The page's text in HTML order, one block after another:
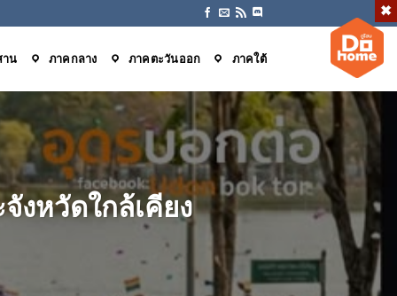
าน ภาคกลาง ภาคตะวันออก ภาคใต้
หวัดใกล้เคียง